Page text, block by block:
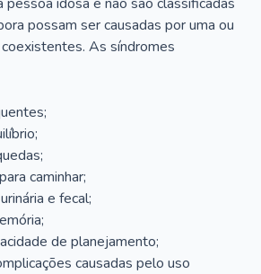
possam ser causadas por uma ou
As síndromes
caminhar;
e fecal;
de planejamento;
causadas pelo uso